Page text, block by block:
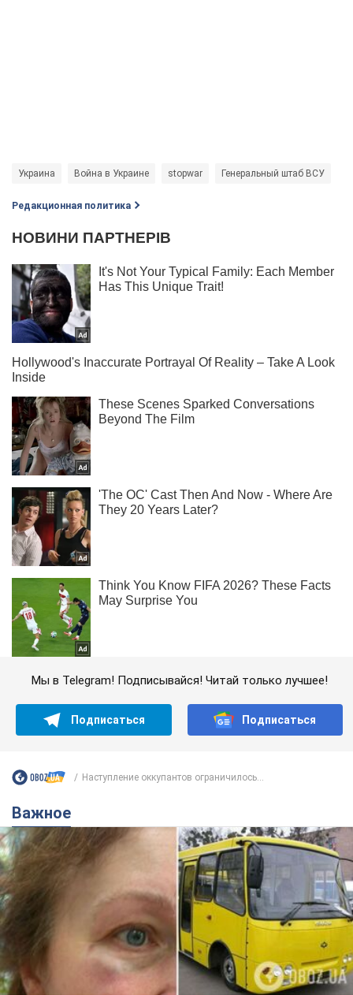
Украина Война в Украине stopwar Генеральный штаб ВСУ
Редакционная политика
Мы в Telegram! Подписывайся! Читай только лучшее!
Подписаться Подписаться
Наступление оккупантов ограничилось...
Важное